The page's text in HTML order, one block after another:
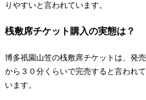
りやすいと言われています。
桟敷席チケット購入の実態は？
博多祇園山笠の桟敷席チケットは、発売
から３０分くらいで完売すると言われて
います。